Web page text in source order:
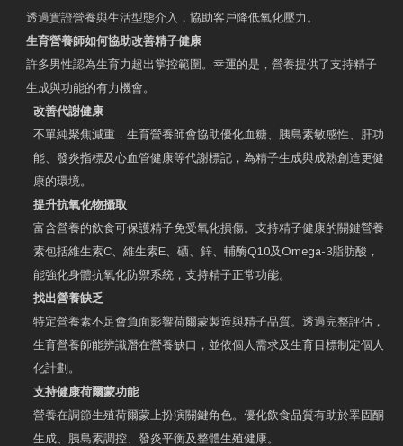
透過實證營養與生活型態介入，協助客戶降低氧化壓力。
生育營養師如何協助改善精子健康
許多男性認為生育力超出掌控範圍。幸運的是，營養提供了支持精子
生成與功能的有力機會。
改善代謝健康
不單純聚焦減重，生育營養師會協助優化血糖、胰島素敏感性、肝功
能、發炎指標及心血管健康等代謝標記，為精子生成與成熟創造更健
康的環境。
提升抗氧化物攝取
富含營養的飲食可保護精子免受氧化損傷。支持精子健康的關鍵營養
素包括維生素C、維生素E、硒、鋅、輔酶Q10及Omega-3脂肪酸，
能強化身體抗氧化防禦系統，支持精子正常功能。
找出營養缺乏
特定營養素不足會負面影響荷爾蒙製造與精子品質。透過完整評估，
生育營養師能辨識潛在營養缺口，並依個人需求及生育目標制定個人
化計劃。
支持健康荷爾蒙功能
營養在調節生殖荷爾蒙上扮演關鍵角色。優化飲食品質有助於睪固酮
生成、胰島素調控、發炎平衡及整體生殖健康。